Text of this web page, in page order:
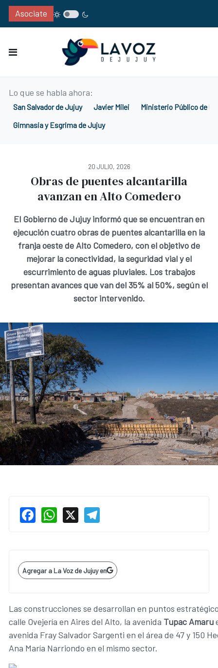
Asociate
Lo que se habla ahora:
San Salvador de Jujuy Javier Milei
Ministerio Público de la
Gimnasia y Esgrima de Jujuy
20 JULIO, 2026
Obras de puentes alcantarilla
avanzan en Alto Comedero
El Gobierno de Jujuy informó que se encuentran en
ejecución cuatro obras de puentes alcantarilla en la
franja oeste de Alto Comedero, con el objetivo de
mejorar la conectividad, la seguridad vial y el
escurrimiento de aguas pluviales. Los trabajos
presentan avances que van del 35% al 50%, según el
sector intervenido.
Facebook
WhatsApp
X
Agregar a La Voz de Jujuy en
Las construcciones se desarrollan en puntos
calle Ovejería en Aires del Alto, la avenida Tupac Amaru
avenida Fray Salvador Sargenti en el área de 47 y 150
Ana María Narriondo en el mismo sector.